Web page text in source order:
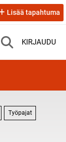
Lisää tapahtuma
KIRJAUDU
Työpajat